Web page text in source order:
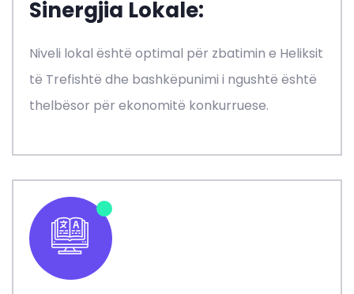
Sinergjia Lokale:
Niveli lokal është optimal për zbatimin e Heliksit
të Trefishtë dhe bashkëpunimi i ngushtë është
thelbësor për ekonomitë konkurruese.